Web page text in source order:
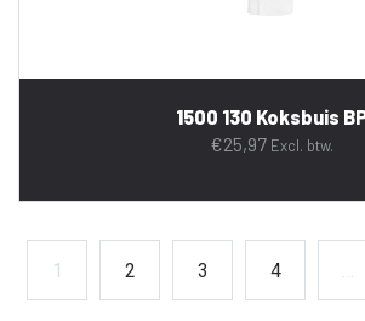
1500 130 Koksbuis
€25,97 Excl. btw.
1 2 3 4